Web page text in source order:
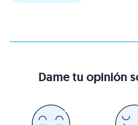
Dame tu opinión